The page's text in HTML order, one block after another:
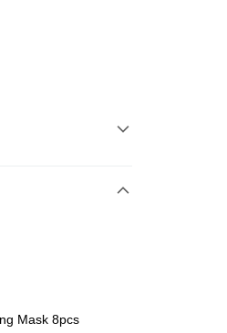
Mask 8pcs